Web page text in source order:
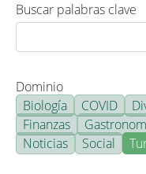
Buscar palabras clave
Dominio
Biología
COVID
Finanzas
Noticias
Social